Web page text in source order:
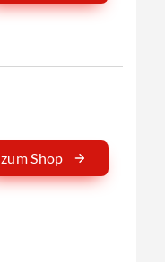
zum Shop